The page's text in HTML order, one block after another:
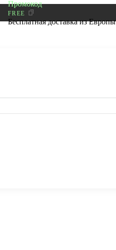
Промокод
FREE
Бесплатная доставка из Европы